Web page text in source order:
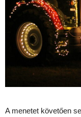
A menetet követően